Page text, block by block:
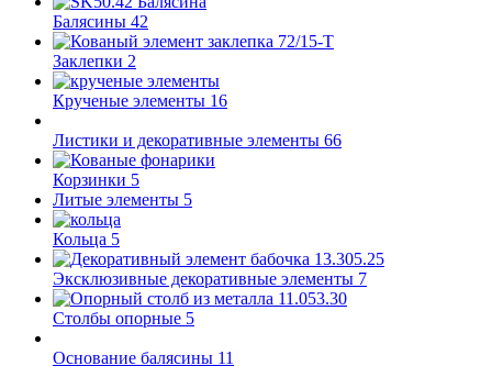
Балясины 42
Заклепки 2
Крученые элементы 16
Листики и декоративные элементы 66
Корзинки 5
Литые элементы 5
Кольца 5
Эксклюзивные декоративные элементы 7
Столбы опорные 5
Основание балясины 11